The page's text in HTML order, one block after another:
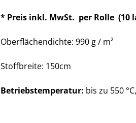
* Preis inkl. MwSt. per Rolle (10
Oberflächendichte: 990 g / m²
Stoffbreite: 150cm
Betriebstemperatur: bis zu 550